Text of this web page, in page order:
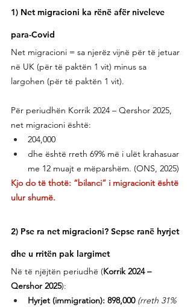
1) Net migracioni ka rënë afër niveleve
para-Covid
Net migracioni = sa njerëz vijnë për të jetuar
në UK (për të paktën 1 vit) minus sa
largohen (për të paktën 1 vit).
Për periudhën Korrik 2024 – Qershor 2025,
net migracioni është:
204,000
dhe është rreth 69% më i ulët krahasuar
me 12 muajt e mëparshëm. (ONS, 2025)
Kjo do të thotë: “bilanci” i migracionit është
ulur shumë.
2) Pse ra net migracioni? Sepse ranë hyrjet
dhe u rritën pak largimet
Në të njëjtën periudhë (Korrik 2024 –
Qershor 2025):
Hyrjet (immigration): 898,000 (rreth 31%